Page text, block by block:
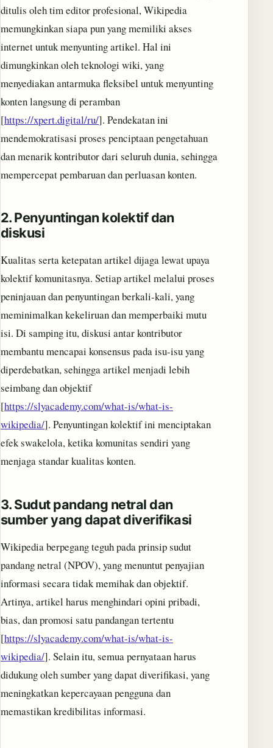
ditulis oleh tim editor profesional, Wikipedia
memungkinkan siapa pun yang memiliki akses
internet untuk menyunting artikel. Hal ini
dimungkinkan oleh teknologi wiki, yang
menyediakan antarmuka fleksibel untuk menyunting
konten langsung di peramban
[https://xpert.digital/ru/]. Pendekatan ini
mendemokratisasi proses penciptaan pengetahuan
dan menarik kontributor dari seluruh dunia, sehingga
mempercepat pembaruan dan perluasan konten.
2.Penyuntingan kolektif dan
diskusi
Kualitas serta ketepatan artikel dijaga lewat upaya
kolektif komunitasnya. Setiap artikel melalui proses
peninjauan dan penyuntingan berkali-kali, yang
meminimalkan kekeliruan dan memperbaiki mutu
isi. Di samping itu, diskusi antar kontributor
membantu mencapai konsensus pada isu-isu yang
diperdebatkan, sehingga artikel menjadi lebih
seimbang dan objektif
[https://slyacademy.com/what-is/what-is-
wikipedia/]. Penyuntingan kolektif ini menciptakan
efek swakelola, ketika komunitas sendiri yang
menjaga standar kualitas konten.
3.Sudut pandang netral dan
sumber yang dapat diverifikasi
Wikipedia berpegang teguh pada prinsip sudut
pandang netral (NPOV), yang menuntut penyajian
informasi secara tidak memihak dan objektif.
Artinya, artikel harus menghindari opini pribadi,
bias, dan promosi satu pandangan tertentu
[https://slyacademy.com/what-is/what-is-
wikipedia/]. Selain itu, semua pernyataan harus
didukung oleh sumber yang dapat diverifikasi, yang
meningkatkan kepercayaan pengguna dan
memastikan kredibilitas informasi.